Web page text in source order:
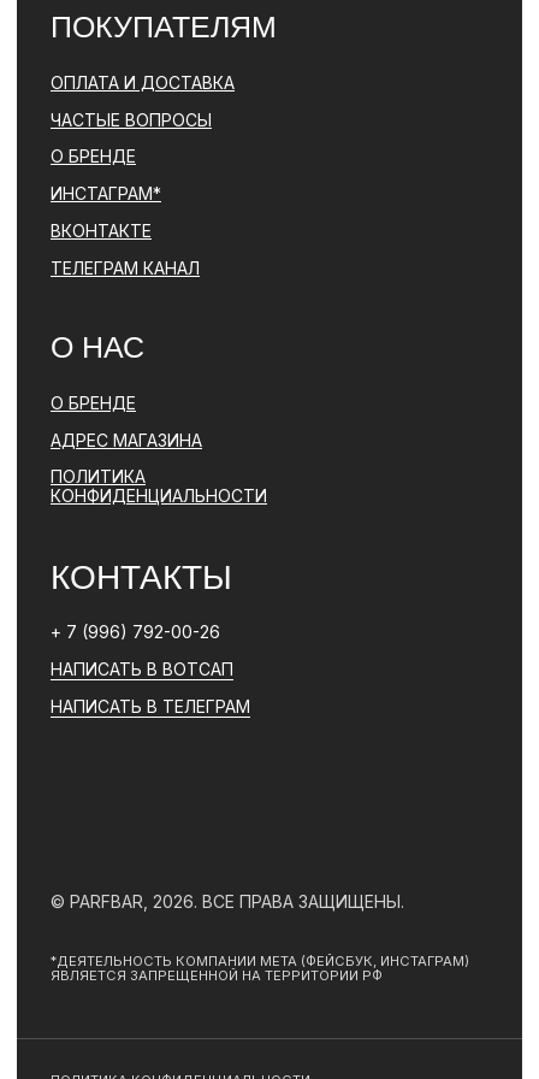
РАЗРАБОТКА САЙТА
ПОЛИТИКА КОНФИДЕНЦИАЛЬНОСТИ
ЯВЛЯЕТСЯ ЗАПРЕЩЕННОЙ НА ТЕРРИТОРИИ РФ
ДОГОВОР ОФЕРТЫ
© PARFBAR, 2026. ВСЕ ПРАВА ЗАЩИЩЕНЫ.